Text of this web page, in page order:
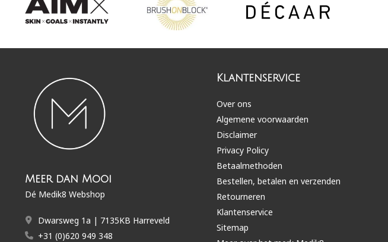
Meer dan Mooi
Dé Medik8 Webshop
Dwarsweg 1a | 7135KB Harreveld
+31 (0)620 949 348
Klantenservice
Over ons
Algemene voorwaarden
Disclaimer
Privacy Policy
Betaalmethoden
Bestellen, betalen en verzenden
Retourneren
Klantenservice
Sitemap